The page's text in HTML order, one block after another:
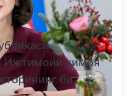
Ижтимоий ҳимоя
би...